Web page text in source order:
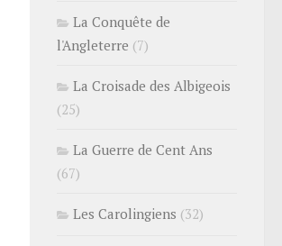
La Conquête de
l'Angleterre (7)
La Croisade des Albigeois
(25)
La Guerre de Cent Ans
(67)
Les Carolingiens (32)